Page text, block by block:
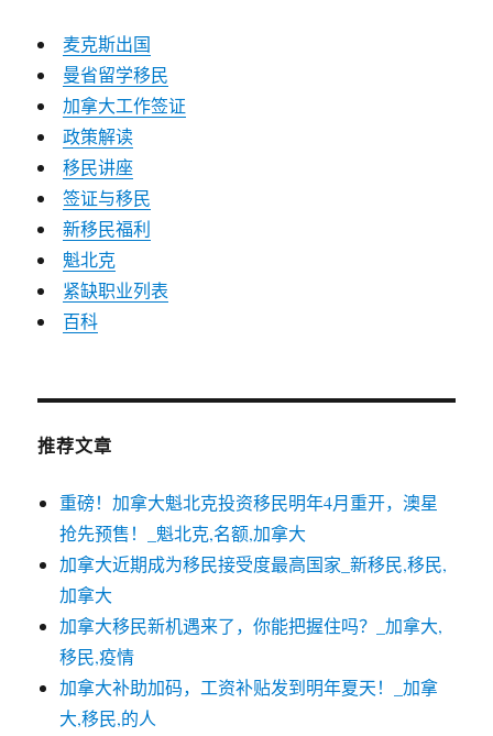
麦克斯出国
曼省留学移民
加拿大工作签证
政策解读
移民讲座
签证与移民
新移民福利
魁北克
紧缺职业列表
百科
推荐文章
重磅！加拿大魁北克投资移民明年4月重开，澳星
抢先预售！_魁北克,名额,加拿大
加拿大近期成为移民接受度最高国家_新移民,移民,
加拿大
加拿大移民新机遇来了，你能把握住吗？_加拿大,
移民,疫情
加拿大补助加码，工资补贴发到明年夏天！_加拿
大,移民,的人